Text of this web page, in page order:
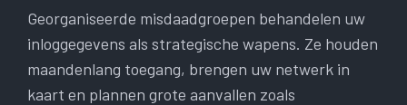
Georganiseerde misdaadgroepen behandelen uw
inloggegevens als strategische wapens. Ze houden
maandenlang toegang, brengen uw netwerk in
kaart en plannen grote aanvallen zoals